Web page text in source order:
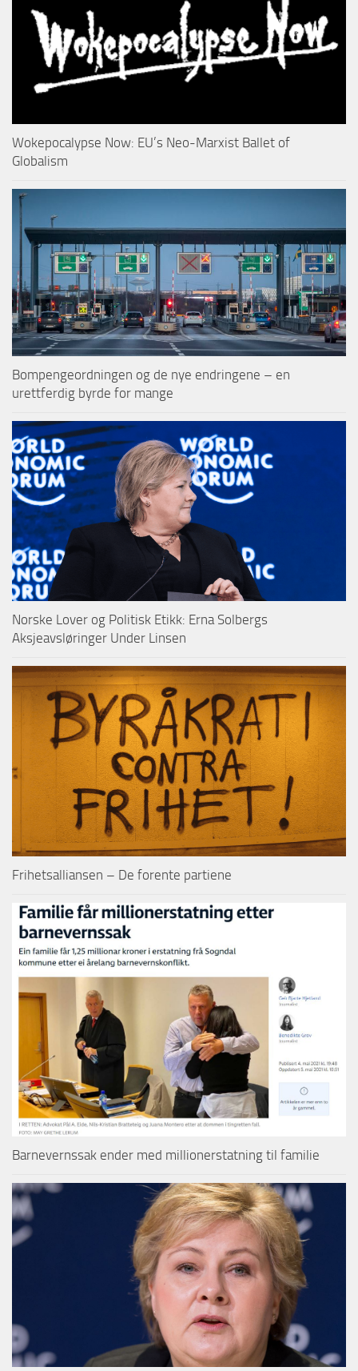
Wokepocalypse Now: EU’s Neo-Marxist Ballet of
Globalism
Bompengeordningen og de nye endringene – en
urettferdig byrde for mange
Norske Lover og Politisk Etikk: Erna Solbergs
Aksjeavsløringer Under Linsen
Frihetsalliansen – De forente partiene
Barnevernssak ender med millionerstatning til familie